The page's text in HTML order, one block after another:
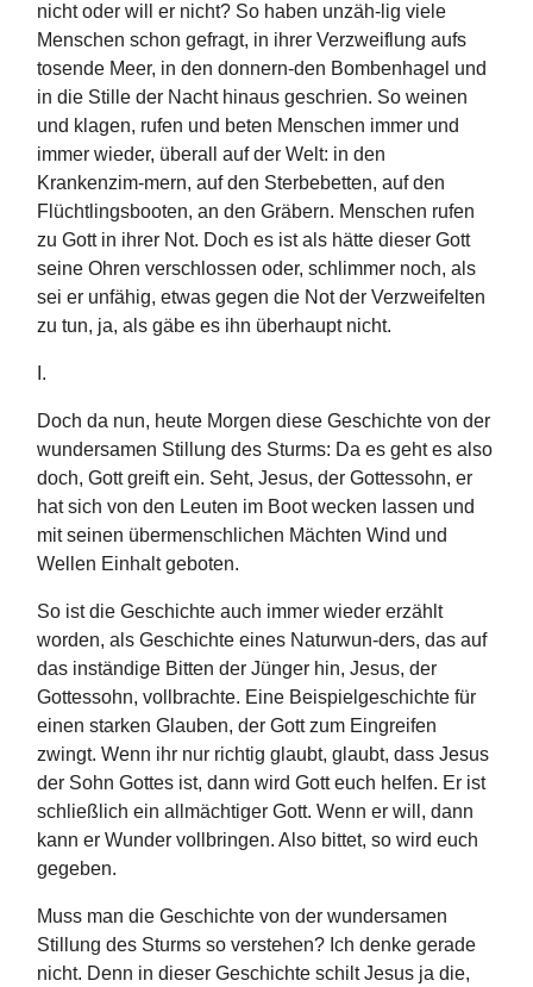
nicht oder will er nicht? So haben unzäh-lig viele
Menschen schon gefragt, in ihrer Verzweiflung aufs
tosende Meer, in den donnern-den Bombenhagel und
in die Stille der Nacht hinaus geschrien. So weinen
und klagen, rufen und beten Menschen immer und
immer wieder, überall auf der Welt: in den
Krankenzim-mern, auf den Sterbebetten, auf den
Flüchtlingsbooten, an den Gräbern. Menschen rufen
zu Gott in ihrer Not. Doch es ist als hätte dieser Gott
seine Ohren verschlossen oder, schlimmer noch, als
sei er unfähig, etwas gegen die Not der Verzweifelten
zu tun, ja, als gäbe es ihn überhaupt nicht.
I.
Doch da nun, heute Morgen diese Geschichte von der
wundersamen Stillung des Sturms: Da es geht es also
doch, Gott greift ein. Seht, Jesus, der Gottessohn, er
hat sich von den Leuten im Boot wecken lassen und
mit seinen übermenschlichen Mächten Wind und
Wellen Einhalt geboten.
So ist die Geschichte auch immer wieder erzählt
worden, als Geschichte eines Naturwun-ders, das auf
das inständige Bitten der Jünger hin, Jesus, der
Gottessohn, vollbrachte. Eine Beispielgeschichte für
einen starken Glauben, der Gott zum Eingreifen
zwingt. Wenn ihr nur richtig glaubt, glaubt, dass Jesus
der Sohn Gottes ist, dann wird Gott euch helfen. Er ist
schließlich ein allmächtiger Gott. Wenn er will, dann
kann er Wunder vollbringen. Also bittet, so wird euch
gegeben.
Muss man die Geschichte von der wundersamen
Stillung des Sturms so verstehen? Ich denke gerade
nicht. Denn in dieser Geschichte schilt Jesus ja die,